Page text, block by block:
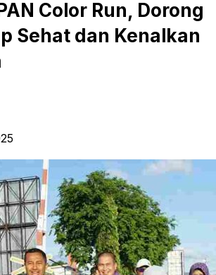
Color Run, Dorong
Sehat dan Kenalkan